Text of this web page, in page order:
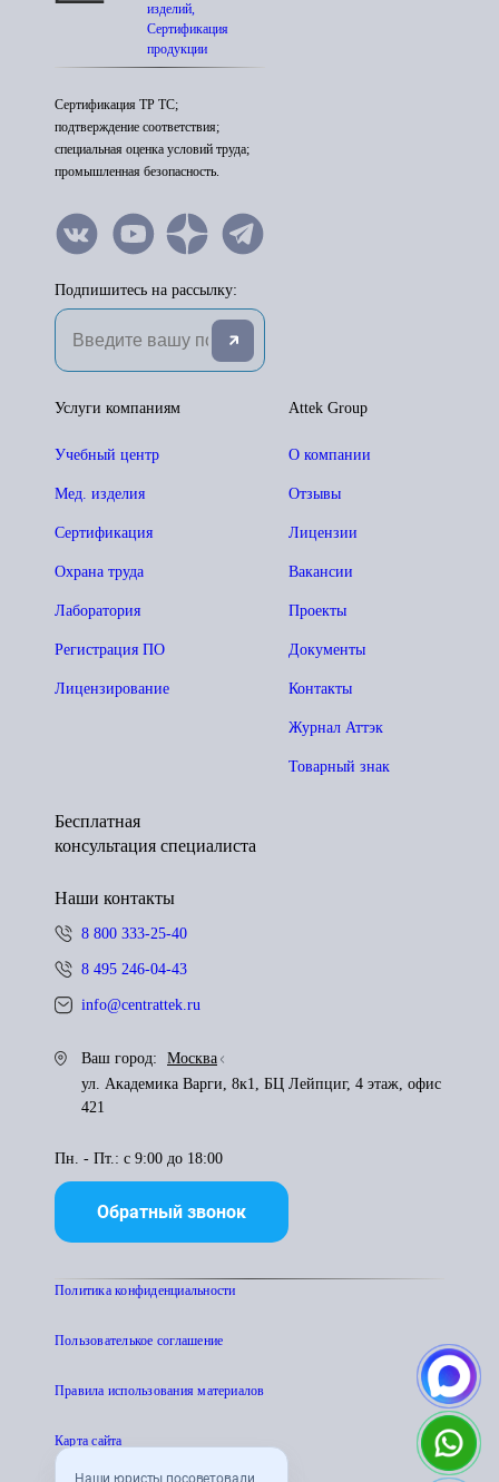
Наши юристы посоветовали
изделий,
Сертификация
продукции
Сертификация ТР ТС;
подтверждение соответствия;
специальная оценка условий труда;
промышленная безопасность.
Подпишитесь на рассылку:
Attek Group
О компании
Отзывы
Лицензии
Вакансии
Проекты
Документы
Контакты
Журнал Аттэк
Товарный знак
Услуги компаниям
Учебный центр
Мед. изделия
Сертификация
Охрана труда
Лаборатория
Регистрация ПО
Лицензирование
Бесплатная
консультация специалиста
Наши контакты
8 800 333-25-40
8 495 246-04-43
info@centrattek.ru
Ваш город:
Москва
ул. Академика Варги, 8к1, БЦ Лейпциг, 4 этаж, офис
421
Пн. - Пт.: с 9:00 до 18:00
Обратный звонок
Политика конфиденциальности
Пользователькое соглашение
Правила использования материалов
Карта сайта